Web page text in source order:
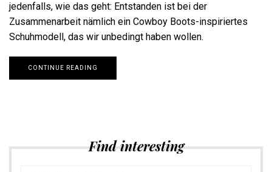
jedenfalls, wie das geht: Entstanden ist bei der
Zusammenarbeit nämlich ein Cowboy Boots-inspiriertes
Schuhmodell, das wir unbedingt haben wollen.
CONTINUE READING
Find interesting